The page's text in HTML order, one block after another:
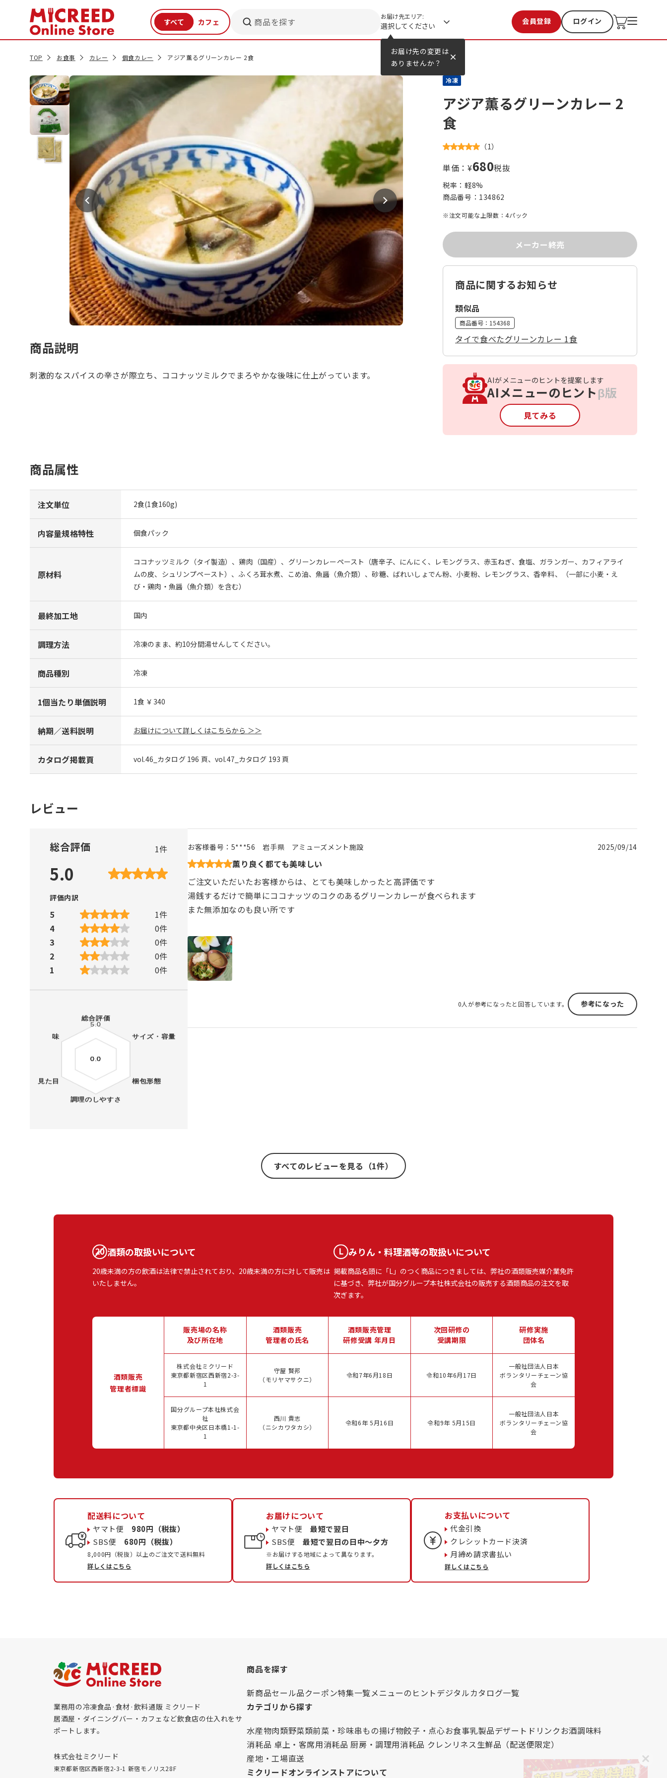
お届け先の変更は
ありませんか？
商品を探す お届け先エリア:
選択してください 会員登録 ログイン
お気に入り 過去購入
TOP お食事 カレー 個食カレー アジア薫るグリーンカレー 2食
冷凍
アジア薫るグリーンカレー 2
食
（1）
単価：¥680税抜
税率：軽8%
商品番号： 134862
※注文可能な上限数：4パック
メーカー終売
商品に関するお知らせ
類似品
商品番号： 154368
タイで食べたグリーンカレー 1食
AIがメニューのヒントを提案します
AIメニューのヒントβ版
見てみる
商品説明
刺激的なスパイスの辛さが際立ち、ココナッツミルクでまろやかな後味に仕上がっています。
商品属性
注文単位 2食(1食160g)
内容量規格特性 個食パック
原材料
ココナッツミルク（タイ製造）、鶏肉（国産）、グリーンカレーペースト（唐辛子、にんにく、レモングラス、赤玉ねぎ、食塩、ガランガー、カフィアライ
ムの皮、シュリンプペースト）、ふくろ茸水煮、こめ油、魚醤（魚介類）、砂糖、ばれいしょでん粉、小麦粉、レモングラス、香辛料、（一部に小麦・え
び・鶏肉・魚醤（魚介類）を含む）
最終加工地 国内
調理方法 冷凍のまま、約10分間湯せんしてください。
商品種別 冷凍
1個当たり単価説明 1食 ￥340
納期／送料説明 お届けについて詳しくはこちらから ＞＞
カタログ掲載頁 vol.46_カタログ 196 頁、vol.47_カタログ 193 頁
レビュー
総合評価 1件
5.0
評価内訳
5 1件
4
0件
3
0件
2
0件
1
0件
お客様番号： 5***56 岩手県 アミューズメント施設 2025/09/14
薫り良く都ても美味しい
ご注文いただいたお客様からは、とても美味しかったと高評価です
湯銭するだけで簡単にココナッツのコクのあるグリーンカレーが食べられます
また無添加なのも良い所です
0人が参考になったと回答しています。 参考になった
すべてのレビューを見る（1件）
酒類の取扱いについて
20歳未満の方の飲酒は法律で禁止されており、20歳未満の方に対して販売は
いたしません。
みりん・料理酒等の取扱いについて
掲載商品名頭に「L」のつく商品につきましては、弊社の酒類販売媒介業免許
に基づき、弊社が国分グループ本社株式会社の販売する酒類商品の注文を取
次ぎます。
酒類販売
管理者標識
販売場の名称
及び所在地
酒類販売
管理者の氏名
酒類販売管理
研修受講 年月日
次回研修の
受講期限
研修実施
団体名
株式会社ミクリード
東京都新宿区西新宿2-3-
1
守屋 賢邦
（モリヤマサクニ）
令和7年6月18日 令和10年6月17日
一般社団法人日本
ボランタリーチェーン協
会
国分グループ本社株式会
社
東京都中央区日本橋1-1-
1
西川 貴志
（ニシカワタカシ）
令和6年 5月16日 令和9年 5月15日
一般社団法人日本
ボランタリーチェーン協
会
配送料について
ヤマト便 980円（税抜）
SBS便 680円（税抜）
8,000円（税抜）以上のご注文で送料無料
詳しくはこちら
お届けについて
ヤマト便最短で翌日
SBS便最短で翌日の日中〜夕方
※お届けする地域によって異なります。
詳しくはこちら
お支払いについて
代金引換
クレシットカード決済
月締め請求書払い
詳しくはこちら
業務用の冷凍食品·食材·飲料通販 ミクリード
居酒屋・ダイニングバー・カフェなど飲食店の仕入れをサ
ポートします。
株式会社ミクリード
東京都新宿区西新宿2-3-1 新宿モノリス28F
商品を探す
新商品セール品クーポン特集一覧メニューのヒントデジタルカタログ一覧
カテゴリから探す
水産物肉類野菜類前菜・珍味串もの揚げ物餃子・点心お食事乳製品デザート ドリンクお酒調味料
消耗品 卓上・客席用消耗品 厨房・調理用消耗品 クレンリネス生鮮品（配送便限定）
産地・工場直送
ミクリードオンラインストアについて